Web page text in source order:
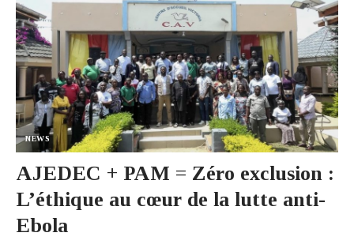
NEWS
AJEDEC + PAM = Zéro exclusion :
L’éthique au cœur de la lutte anti-
Ebola